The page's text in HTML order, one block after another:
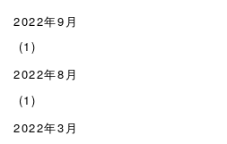
2022年9月
(1)
2022年8月
(1)
2022年3月